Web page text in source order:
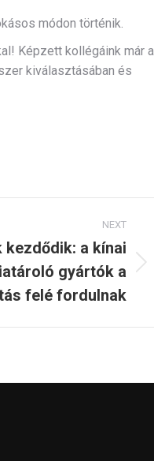
módon történik.
Képzett kollégáink már a
kiválasztásában és
NEXT
kezdődik: a kínai
gyártók a
felé fordulnak